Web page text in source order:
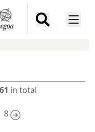
61 in total
8